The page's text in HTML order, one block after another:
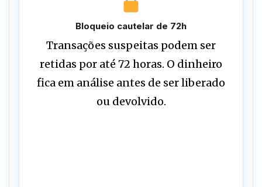
Bloqueio cautelar de 72h
Transações suspeitas podem ser
retidas por até 72 horas. O dinheiro
fica em análise antes de ser liberado
ou devolvido.